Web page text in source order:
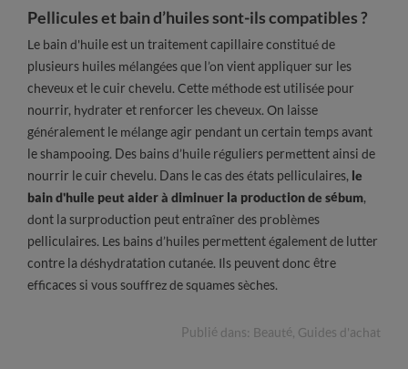
Pellicules et bain d’huiles sont-ils compatibles ?
Le bain d'huile est un traitement capillaire constitué de
plusieurs huiles mélangées que l’on vient appliquer sur les
cheveux et le cuir chevelu. Cette méthode est utilisée pour
nourrir, hydrater et renforcer les cheveux. On laisse
généralement le mélange agir pendant un certain temps avant
le shampooing. Des bains d’huile réguliers permettent ainsi de
nourrir le cuir chevelu. Dans le cas des états pelliculaires, le
bain d'huile peut aider à diminuer la production de sébum,
dont la surproduction peut entraîner des problèmes
pelliculaires. Les bains d’huiles permettent également de lutter
contre la déshydratation cutanée. Ils peuvent donc être
efficaces si vous souffrez de squames sèches.
Publié dans: Beauté, Guides d'achat